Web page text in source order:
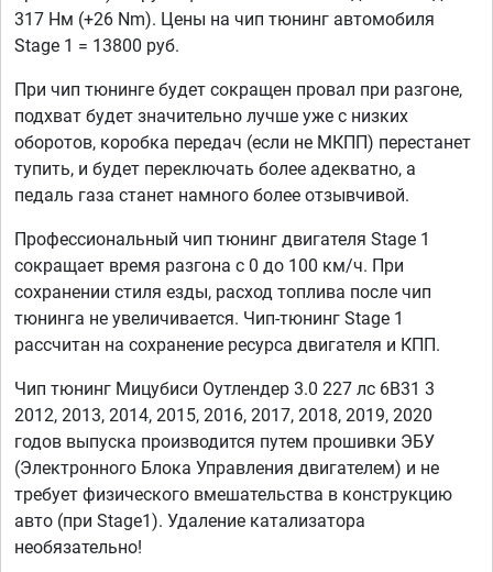
317 Нм (+26 Nm). Цены на чип тюнинг автомобиля
Stage 1 = 13800 руб.
При чип тюнинге будет сокращен провал при разгоне,
подхват будет значительно лучше уже с низких
оборотов, коробка передач (если не МКПП) перестанет
тупить, и будет переключать более адекватно, а
педаль газа станет намного более отзывчивой.
Профессиональный чип тюнинг двигателя Stage 1
сокращает время разгона с 0 до 100 км/ч. При
сохранении стиля езды, расход топлива после чип
тюнинга не увеличивается. Чип-тюнинг Stage 1
рассчитан на сохранение ресурса двигателя и КПП.
Чип тюнинг Мицубиси Оутлендер 3.0 227 лс 6B31 3
2012, 2013, 2014, 2015, 2016, 2017, 2018, 2019, 2020
годов выпуска производится путем прошивки ЭБУ
(Электронного Блока Управления двигателем) и не
требует физического вмешательства в конструкцию
авто (при Stage1). Удаление катализатора
необязательно!